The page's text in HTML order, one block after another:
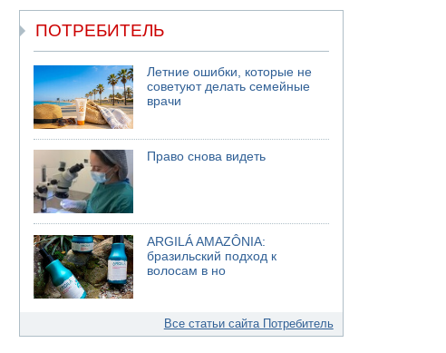
ПОТРЕБИТЕЛЬ
Летние ошибки, которые не
советуют делать семейные
врачи
Право снова видеть
ARGILÁ AMAZÔNIA:
бразильский подход к
волосам в но
Все статьи сайта Потребитель